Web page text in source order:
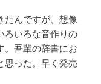
たんですが、想像
ろいろな音作りの
。吾輩の辞書にお
思った。早く発売